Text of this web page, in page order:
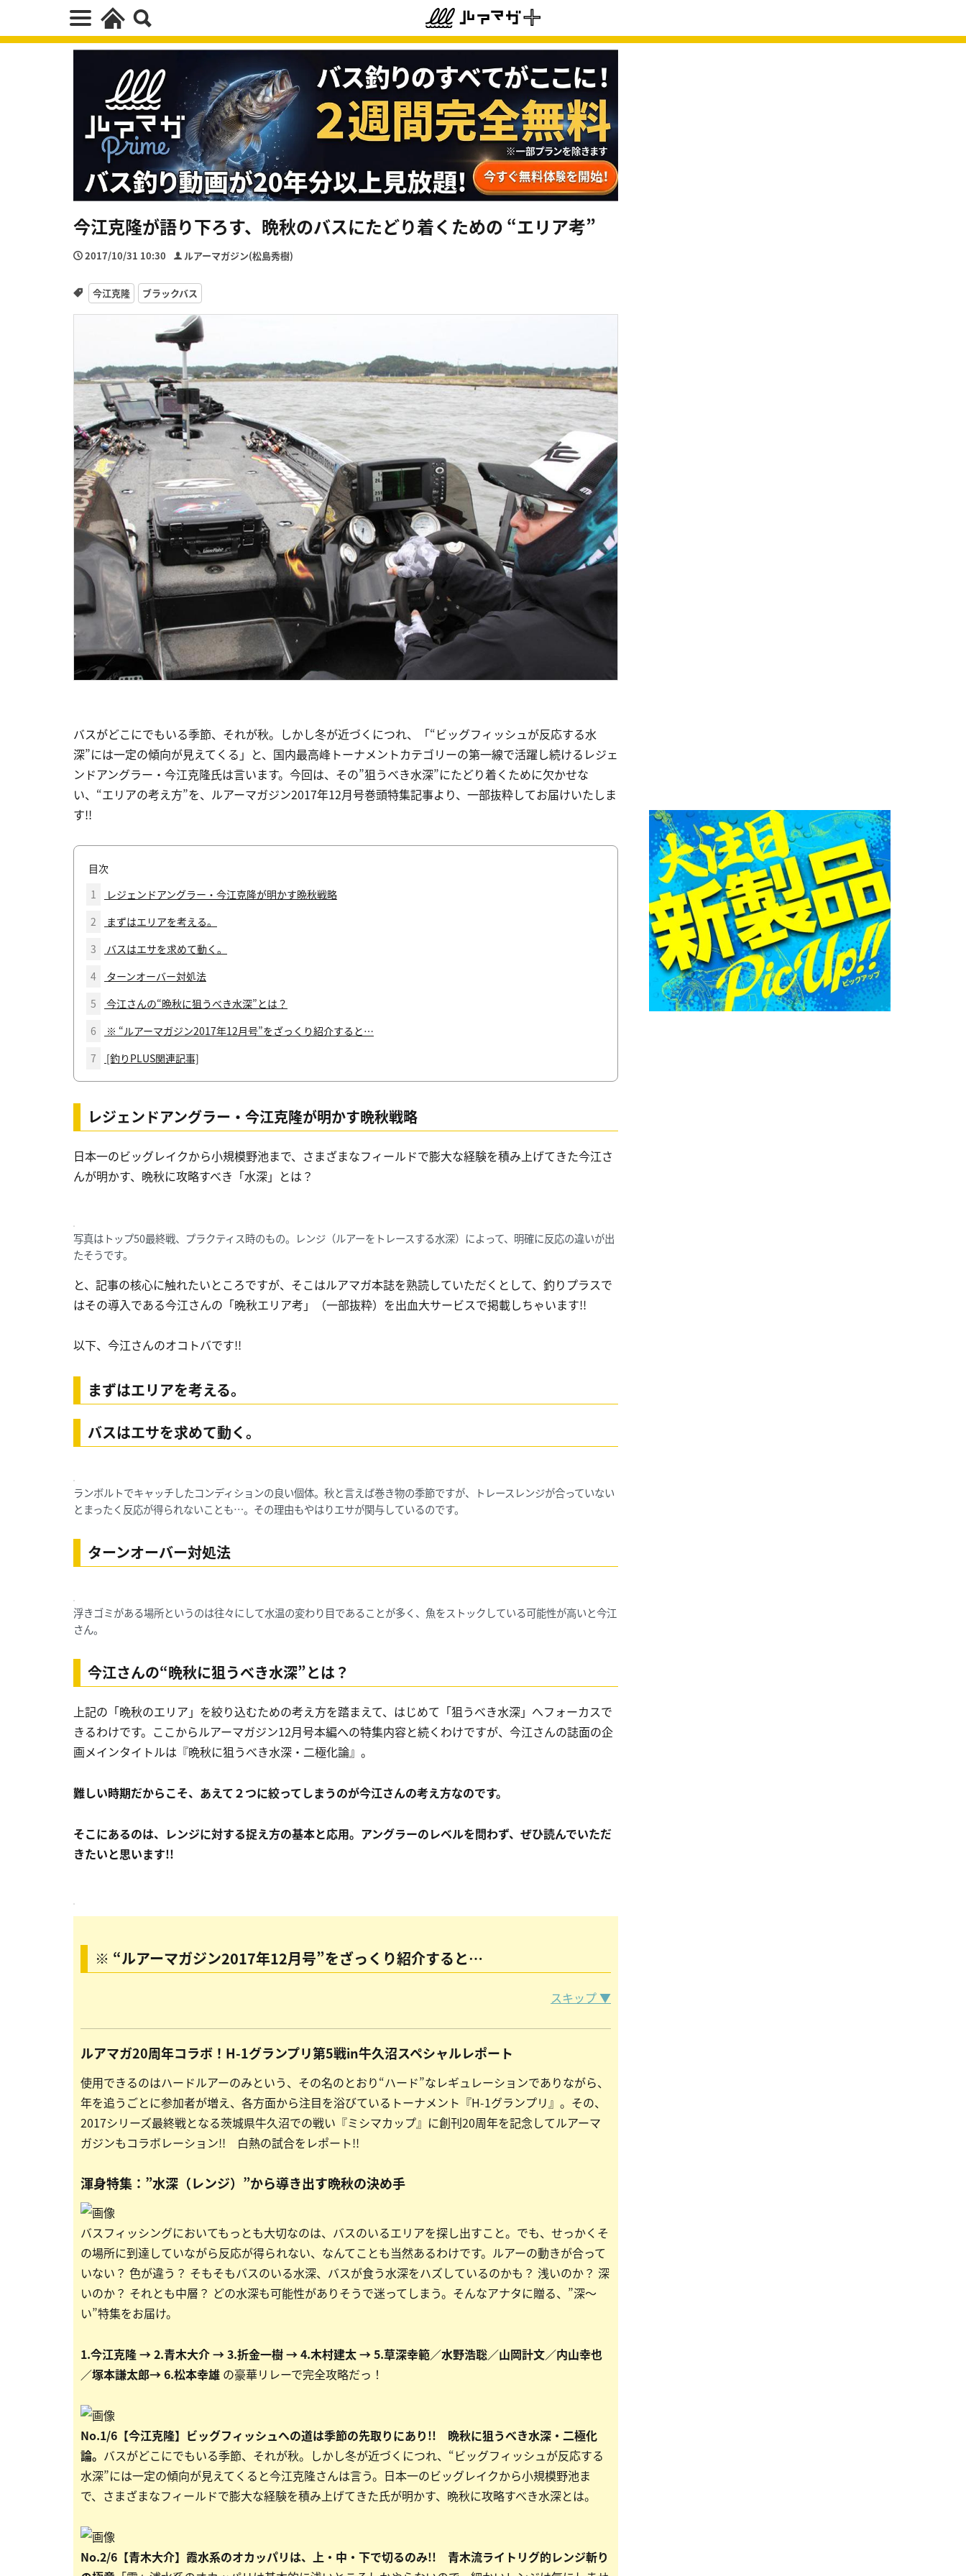
今江克隆が語り下ろす、晩秋のバスにたどり着くための “エリア考”
2017/10/31 10:30 ルアーマガジン(松島秀樹)
今江克隆 ブラックバス
バスがどこにでもいる季節、それが秋。しかし冬が近づくにつれ、「“ビッグフィッシュが反応する水
深”には一定の傾向が見えてくる」と、国内最高峰トーナメントカテゴリーの第一線で活躍し続けるレジェ
ンドアングラー・今江克隆氏は言います。今回は、その”狙うべき水深”にたどり着くために欠かせな
い、“エリアの考え方”を、ルアーマガジン2017年12月号巻頭特集記事より、一部抜粋してお届けいたしま
す!!
目次
1
レジェンドアングラー・今江克隆が明かす晩秋戦略
2
まずはエリアを考える。
3
バスはエサを求めて動く。
4
ターンオーバー対処法
5
今江さんの“晩秋に狙うべき水深”とは？
6
※ “ルアーマガジン2017年12月号”をざっくり紹介すると…
7
[釣りPLUS関連記事]
レジェンドアングラー・今江克隆が明かす晩秋戦略
日本一のビッグレイクから小規模野池まで、さまざまなフィールドで膨大な経験を積み上げてきた今江さ
んが明かす、晩秋に攻略すべき「水深」とは？
写真はトップ50最終戦、プラクティス時のもの。レンジ（ルアーをトレースする水深）によって、明確に反応の違いが出
たそうです。
と、記事の核心に触れたいところですが、そこはルアマガ本誌を熟読していただくとして、釣りプラスで
はその導入である今江さんの「晩秋エリア考」（一部抜粋）を出血大サービスで掲載しちゃいます!!
以下、今江さんのオコトバです!!
まずはエリアを考える。
バスはエサを求めて動く。
ランボルトでキャッチしたコンディションの良い個体。秋と言えば巻き物の季節ですが、トレースレンジが合っていない
とまったく反応が得られないことも…。その理由もやはりエサが関与しているのです。
ターンオーバー対処法
浮きゴミがある場所というのは往々にして水温の変わり目であることが多く、魚をストックしている可能性が高いと今江
さん。
今江さんの“晩秋に狙うべき水深”とは？
上記の「晩秋のエリア」を絞り込むための考え方を踏まえて、はじめて「狙うべき水深」へフォーカスで
きるわけです。ここからルアーマガジン12月号本編への特集内容と続くわけですが、今江さんの誌面の企
画メインタイトルは『晩秋に狙うべき水深・二極化論』。
難しい時期だからこそ、あえて２つに絞ってしまうのが今江さんの考え方なのです。
そこにあるのは、レンジに対する捉え方の基本と応用。アングラーのレベルを問わず、ぜひ読んでいただ
きたいと思います!!
※ “ルアーマガジン2017年12月号”をざっくり紹介すると…
スキップ ▼
ルアマガ20周年コラボ！H-1グランプリ第5戦in牛久沼スペシャルレポート
使用できるのはハードルアーのみという、その名のとおり“ハード”なレギュレーションでありながら、
年を追うごとに参加者が増え、各方面から注目を浴びているトーナメント『H-1グランプリ』。その、
2017シリーズ最終戦となる茨城県牛久沼での戦い『ミシマカップ』に創刊20周年を記念してルアーマ
ガジンもコラボレーション!! 白熱の試合をレポート!!
渾身特集：”水深（レンジ）”から導き出す晩秋の決め手
バスフィッシングにおいてもっとも大切なのは、バスのいるエリアを探し出すこと。でも、せっかくそ
の場所に到達していながら反応が得られない、なんてことも当然あるわけです。ルアーの動きが合って
いない？ 色が違う？ そもそもバスのいる水深、バスが食う水深をハズしているのかも？ 浅いのか？ 深
いのか？ それとも中層？ どの水深も可能性がありそうで迷ってしまう。そんなアナタに贈る、”深〜
い”特集をお届け。
1.今江克隆 → 2.青木大介 → 3.折金一樹 → 4.木村建太 → 5.草深幸範／水野浩聡／山岡計文／内山幸也
／塚本謙太郎→ 6.松本幸雄 の豪華リレーで完全攻略だっ！
No.1/6【今江克隆】ビッグフィッシュへの道は季節の先取りにあり!! 晩秋に狙うべき水深・二極化
論。 バスがどこにでもいる季節、それが秋。しかし冬が近づくにつれ、“ビッグフィッシュが反応する
水深”には一定の傾向が見えてくると今江克隆さんは言う。日本一のビッグレイクから小規模野池ま
で、さまざまなフィールドで膨大な経験を積み上げてきた氏が明かす、晩秋に攻略すべき水深とは。
No.2/6【青木大介】霞水系のオカッパリは、上・中・下で切るのみ!! 青木流ライトリグ的レンジ斬り